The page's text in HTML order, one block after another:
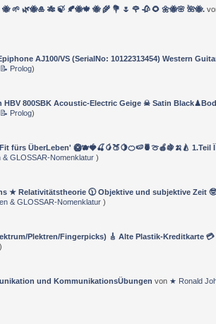
🌱 🌿🐝🎍 🎋 🍃 🍂🐝🍁 🐝 🌾 💐 🌷 🌹 🥀 🌻 🌼🐝🌸 🌺🐝.
AJ100/VS (SerialNo: 10122313454) Western
Prolog)
HBV 800SBK Acoustic-Electric Geige ☠ Satin
Prolog)
fürs ÜberLeben' 🥝🫐🍓🍒🥭🍑🍋🍊🍉🍍🍈🍎🍇🍌🍐 1.Teil
& GLOSSAR-Nomenklatur)
★ Relativitätstheorie 🕦 Objektive und subjektive Zeit
& GLOSSAR-Nomenklatur)
Plektren/Fingerpicks) 🎸 Alte Plastik-Kreditkarte
)
und KommunikationsÜbungen von ★ Ronald